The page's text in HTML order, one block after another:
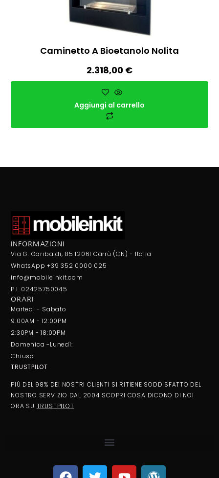
Caminetto A Bioetanolo Nolita
2.318,00 €
Aggiungi al carrello
INFORMAZIONI
Via G. Garibaldi, 85 12061 Carrù (CN) - Italia
WhatsApp +39 352 0000 025
info@mobileinkit.com
P.I. 02425750045
ORARI
Martedi - Sabato
9:00AM - 12:00PM
2:30PM - 18:00PM
Domenica -Lunedì:
Chiuso
TRUSTPILOT
PIÙ DEL 98% DEI NOSTRI CLIENTI SI RITIENE SODDISFATTO DEL
NOSTRO SERVIZIO DAL 2004 SCOPRI COSA DICONO DI NOI
ORA SU TRUSTPILOT